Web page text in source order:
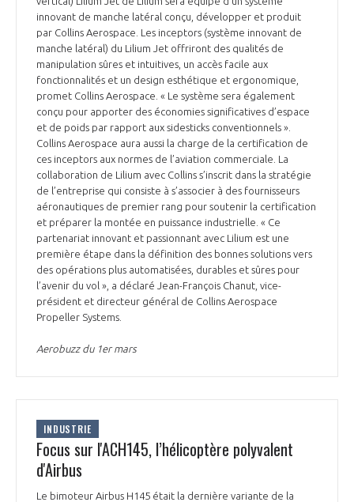
innovant de manche latéral conçu, développer et produit
par Collins Aerospace. Les inceptors (système innovant de
manche latéral) du Lilium Jet offriront des qualités de
manipulation sûres et intuitives, un accès facile aux
fonctionnalités et un design esthétique et ergonomique,
promet Collins Aerospace. « Le système sera également
conçu pour apporter des économies significatives d’espace
et de poids par rapport aux sidesticks conventionnels ».
Collins Aerospace aura aussi la charge de la certification de
ces inceptors aux normes de l’aviation commerciale. La
collaboration de Lilium avec Collins s’inscrit dans la stratégie
de l’entreprise qui consiste à s’associer à des fournisseurs
aéronautiques de premier rang pour soutenir la certification
et préparer la montée en puissance industrielle. « Ce
partenariat innovant et passionnant avec Lilium est une
première étape dans la définition des bonnes solutions vers
des opérations plus automatisées, durables et sûres pour
l’avenir du vol », a déclaré Jean-François Chanut, vice-
président et directeur général de Collins Aerospace
Propeller Systems.
Aerobuzz du 1er mars
INDUSTRIE
Focus sur l'ACH145, l’hélicoptère polyvalent
d'Airbus
Le bimoteur Airbus H145 était la dernière variante de la